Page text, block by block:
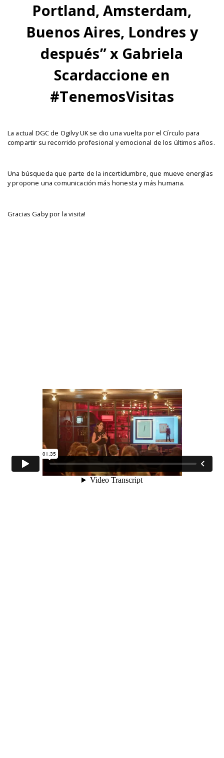
Portland, Amsterdam,
Buenos Aires, Londres y
después” x Gabriela
Scardaccione en
#TenemosVisitas
La actual DGC de Ogilvy UK se dio una vuelta por el Círculo para
compartir su recorrido profesional y emocional de los últimos años.
Una búsqueda que parte de la incertidumbre, que mueve energías
y propone una comunicación más honesta y más humana.
Gracias Gaby por la visita!